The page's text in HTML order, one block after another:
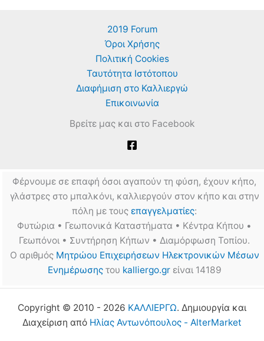
2019 Forum
Όροι Χρήσης
Πολιτική Cookies
Ταυτότητα Ιστότοπου
Διαφήμιση στο Καλλιεργώ
Επικοινωνία
Βρείτε μας και στο Facebook
Φέρνουμε σε επαφή όσοι αγαπούν τη φύση, έχουν κήπο,
γλάστρες στο μπαλκόνι, καλλιεργούν στον κήπο και στην
πόλη με τους επαγγελματίες:
Φυτώρια • Γεωπονικά Καταστήματα • Κέντρα Κήπου •
Γεωπόνοι • Συντήρηση Κήπων • Διαμόρφωση Τοπίου.
Ο αριθμός Μητρώου Επιχειρήσεων Ηλεκτρονικών Μέσων
Ενημέρωσηςτου kalliergo.grείναι 14189
Copyright © 2010 - 2026 ΚΑΛΛΙΕΡΓΩ. Δημιουργία και
Διαχείριση από Ηλίας Αντωνόπουλος - AlterMarket